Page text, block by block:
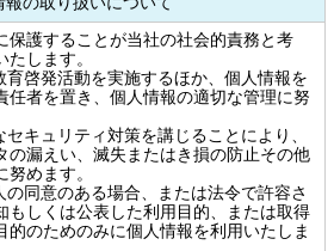
保護することが当社の社会的責務と考
します。
啓発活動を実施するほか、個人情報を
任者を置き、個人情報の適切な管理に努
キュリティ対策を講じることにより、
の漏えい、滅失またはき損の防止その他
めます。
同意のある場合、または法令で許容さ
もしくは公表した利用目的、または取得
的のためのみに個人情報を利用いたしま